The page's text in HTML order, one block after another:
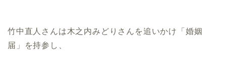
竹中直人さんは木之内みどりさんを追いかけ「婚姻
届」を持参し、